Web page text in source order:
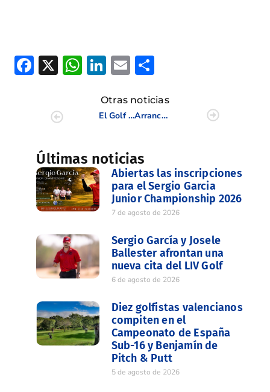
Facebook
X WhatsApp
LinkedIn
Email
Otras noticias
El Golf Juvenil Valenciano se reúne en la Junior Cup Wilson Staff
Arranca el Junior Match Play con Miguel Ángel Jiménez y Marcus Brier
Últimas noticias
Abiertas las inscripciones
para el Sergio Garcia
Junior Championship 2026
7 de agosto de 2026
Sergio García y Josele
Ballester afrontan una
nueva cita del LIV Golf
6 de agosto de 2026
Diez golfistas valencianos
compiten en el
Campeonato de España
Sub-16 y Benjamín de
Pitch & Putt
5 de agosto de 2026